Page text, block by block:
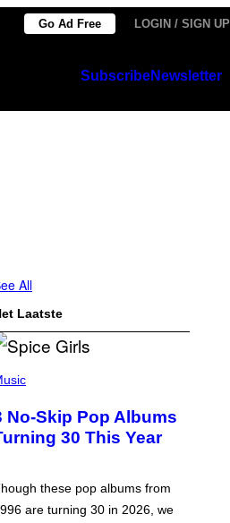
Go Ad Free LOGIN / SIGN UP
SubscribeNewsletter
All
Laatste
No-Skip Pop Albums
30 This Year
these pop albums from
are turning 30 in 2026, we